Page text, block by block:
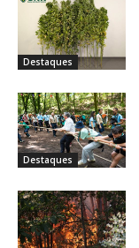
Destaques
Destaques